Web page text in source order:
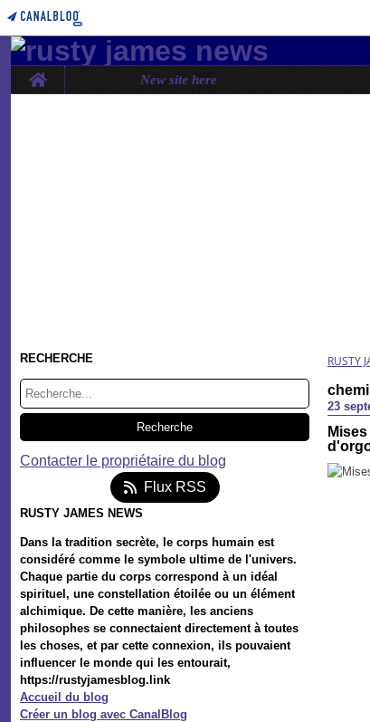
Home New site here
RECHERCHE
Contacter le propriétaire du blog
Flux RSS
RUSTY JAMES NEWS
Dans la tradition secrète, le corps humain est
considéré comme le symbole ultime de l'univers.
Chaque partie du corps correspond à un idéal
spirituel, une constellation étoilée ou un élément
alchimique. De cette manière, les anciens
philosophes se connectaient directement à toutes
les choses, et par cette connexion, ils pouvaient
influencer le monde qui les entourait,
https://rustyjamesblog.link
Accueil du blog
Créer un blog avec CanalBlog
RUSTY
23